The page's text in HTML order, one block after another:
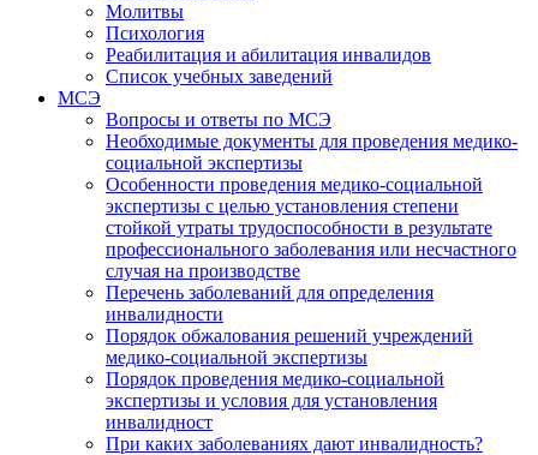
Молитвы
Психология
Реабилитация и абилитация инвалидов
Список учебных заведений
МСЭ
Вопросы и ответы по МСЭ
Необходимые документы для проведения медико-
социальной экспертизы
Особенности проведения медико-социальной
экспертизы с целью установления степени
стойкой утраты трудоспособности в результате
профессионального заболевания или несчастного
случая на производстве
Перечень заболеваний для определения
инвалидности
Порядок обжалования решений учреждений
медико-социальной экспертизы
Порядок проведения медико-социальной
экспертизы и условия для установления
инвалидност
При каких заболеваниях дают инвалидность?